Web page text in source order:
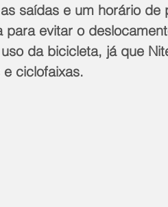
saídas e um horário de
evitar o
da bicicleta, já que
ciclofaixas.